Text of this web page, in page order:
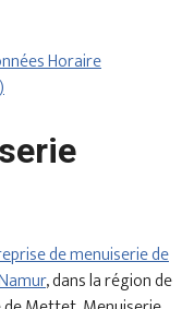
Horaire
de menuiserie de
, dans la région de